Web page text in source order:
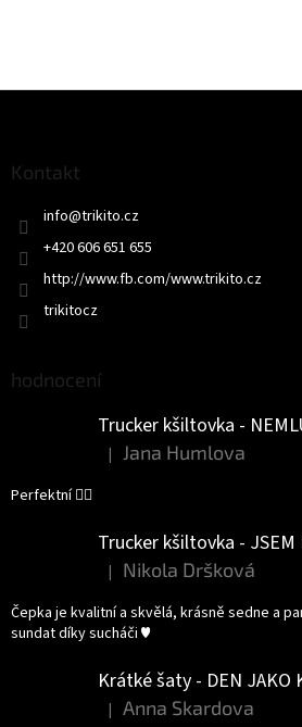
Kontakt
info@trikito.cz
+420 606 651 655
http://www.fb.com/www.trikito.cz
trikitocz
hodnocení
Trucker kšiltovka -
Hodnocení produktu je 5 z 5
| Jana Humlova
Perfektní 👌🏻
Trucker kšiltovka - JSEM
Hodnocení produktu je 5 z 5
| Nikola Dršková
Čepka je kvalitní a skvělá, krásně sedne a
sundat díky sucháči ♥️
Krátké šaty - DEN JAKO
Hodnocení produktu je 5 z 5
| Anna Skardova